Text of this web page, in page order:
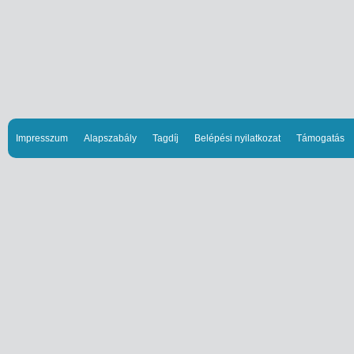
Impresszum Alapszabály Tagdíj Belépési nyilatkozat Támogatás